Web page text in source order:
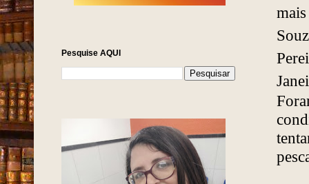
Pesquise AQUI